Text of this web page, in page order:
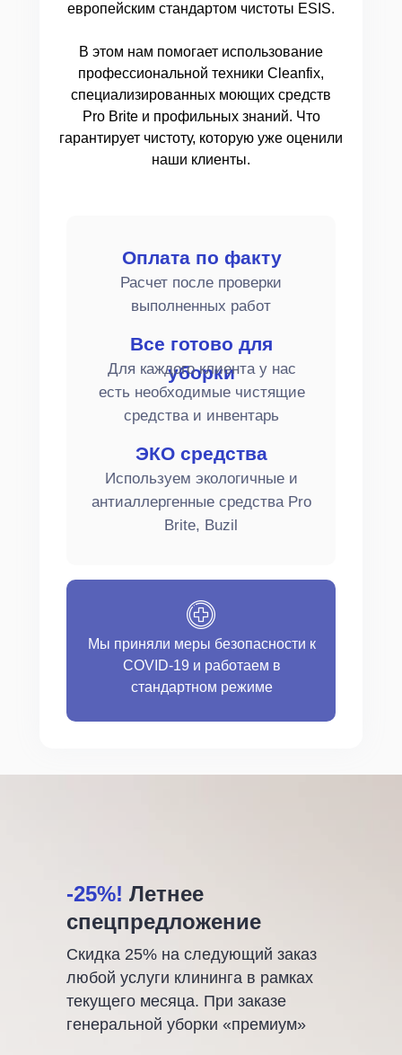
европейским стандартом чистоты ESIS.
В этом нам помогает использование
профессиональной техники Cleanfix,
специализированных моющих средств
Pro Brite и профильных знаний. Что
гарантирует чистоту, которую уже оценили
наши клиенты.
Мы приняли меры безопасности к
COVID-19 и работаем в
стандартном режиме
ЭКО средства
Используем экологичные и
антиаллергенные средства Pro
Brite, Buzil
Все готово для
уборки
Для каждого клиента у нас
есть необходимые чистящие
средства и инвентарь
Оплата по факту
Расчет после проверки
выполненных работ
-25%! Летнее
спецпредложение
Скидка 25% на следующий заказ
любой услуги клининга в рамках
текущего месяца. При заказе
генеральной уборки «премиум»